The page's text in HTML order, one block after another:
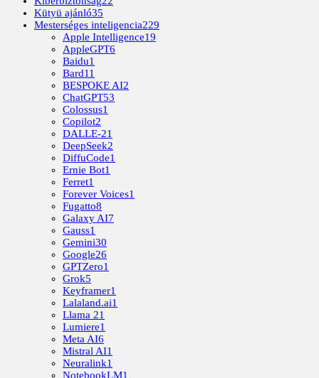
Kütyü ajánló35
Mesterséges inteligencia229
Apple Intelligence19
AppleGPT6
Baidu1
Bard11
BESPOKE AI2
ChatGPT53
Colossus1
Copilot2
DALLE-21
DeepSeek2
DiffuCode1
Ernie Bot1
Ferret1
Forever Voices1
Fugatto8
Galaxy AI7
Gauss1
Gemini30
Google26
GPTZero1
Grok5
Keyframer1
Lalaland.ai1
Llama 21
Lumiere1
Meta AI6
Mistral AI1
Neuralink1
NotebookLM1